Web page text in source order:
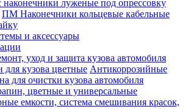
луженые под опрессовку
ПМ Наконечники кольцевые кабельные
и аксессуары
уход и защита кузова автомобиля
для кузова цветные Антикоррозийные
для очистки кузова автомобиля
цветные и универсальные
емкости, система смешивания красок,